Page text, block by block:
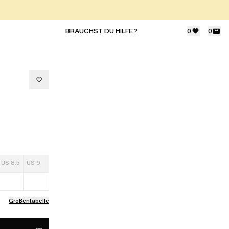
BRAUCHST DU HILFE? 0 0
US 8.5 US 9
Größentabelle